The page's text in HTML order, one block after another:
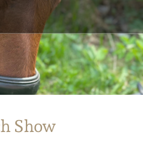
Parkanon Ratsastajat
Show